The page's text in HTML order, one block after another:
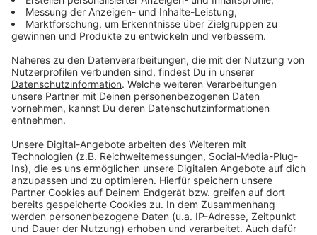
Anzeige
©Knapp & Knapp Architekten
Anzeige
Anzeige